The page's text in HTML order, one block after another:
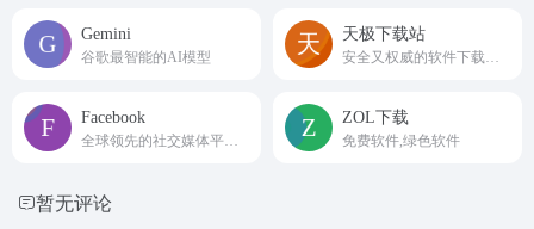
Gemini
谷歌最智能的AI模型
天极下载站
Facebook ZOL下载
免费软件,绿色软件
暂无评论